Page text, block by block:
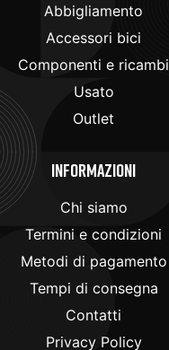
Abbigliamento
Accessori bici
Componenti e ricambi
Usato
Outlet
Informazioni
Chi siamo
Termini e condizioni
Metodi di pagamento
Tempi di consegna
Contatti
Privacy Policy